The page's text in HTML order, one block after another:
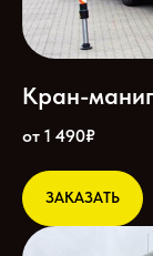
Кран-
от 1 490₽
ЗАКАЗАТЬ